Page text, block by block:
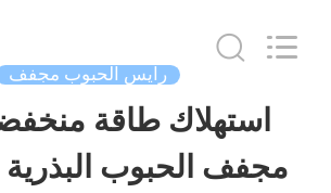
منزل،
بيت
ZENVO
TECHNOLOGY
رايس الحبوب مجفف
استهلاك طاقة